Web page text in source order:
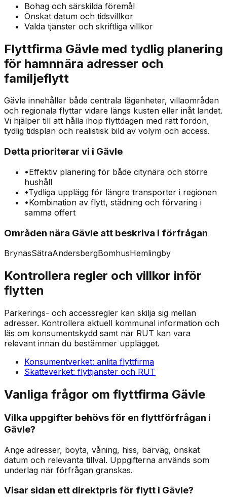
Bohag och särskilda föremål
Önskat datum och tidsvillkor
Valda tjänster och skriftliga villkor
Flyttfirma Gävle med tydlig planering
för hamnnära adresser och
familjeflytt
Gävle innehåller både centrala lägenheter, villaområden
och regionala flyttar vidare längs kusten eller inåt landet.
Vi hjälper till att hålla ihop flyttdagen med rätt fordon,
tydlig tidsplan och realistisk bild av volym och access.
Detta prioriterar vi i Gävle
•Effektiv planering för både citynära och större
hushåll
•Tydliga upplägg för längre transporter i regionen
•Kombination av flytt, städning och förvaring i
samma offert
Områden nära Gävle att beskriva i förfrågan
BrynäsSätraAndersbergBomhusHemlingby
Kontrollera regler och villkor inför
flytten
Parkerings- och accessregler kan skilja sig mellan
adresser. Kontrollera aktuell kommunal information och
läs om konsumentskydd samt när RUT kan vara
relevant innan du bestämmer upplägget.
Konsumentverket: anlita flyttfirma
Skatteverket: flyttjänster och RUT
Vanliga frågor om flyttfirma Gävle
Vilka uppgifter behövs för en flyttförfrågan i
Gävle?
Ange adresser, boyta, våning, hiss, bärväg, önskat
datum och relevanta tillval. Uppgifterna används som
underlag när förfrågan granskas.
Visar sidan ett direktpris för flytt i Gävle?